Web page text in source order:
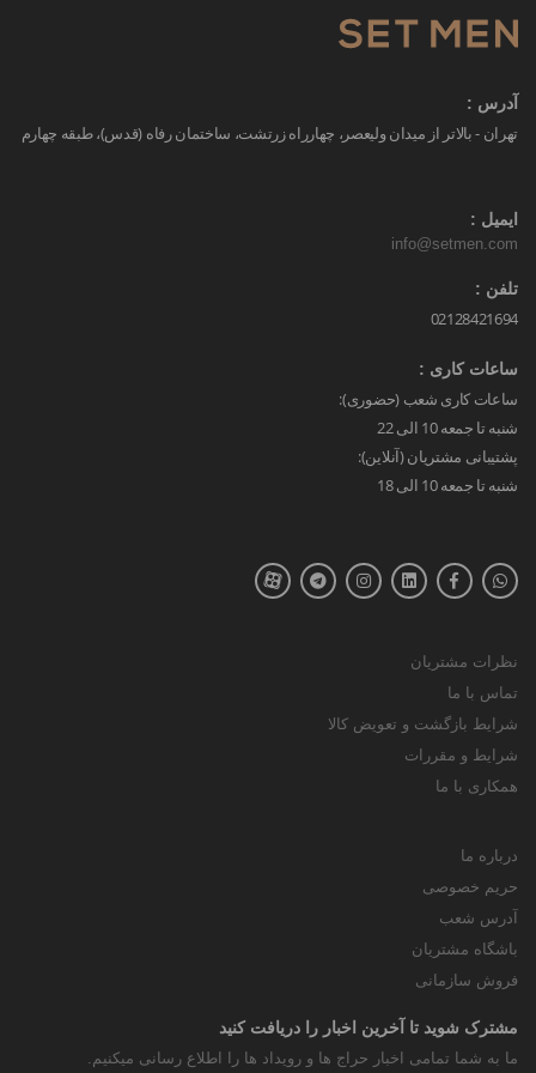
آدرس :
تهران - بالاتر از میدان ولیعصر، چهارراه زرتشت، ساختمان رفاه (قدس)، طبقه چهارم
ایمیل :
info@setmen.com
تلفن :
02128421694
ساعات کاری :
ساعات کاری شعب (حضوری):
شنبه تا جمعه 10 الی 22
پشتیبانی مشتریان (آنلاین):
شنبه تا جمعه 10 الی 18
نظرات مشتریان
تماس با ما
شرایط بازگشت و تعویض کالا
شرایط و مقررات
همکاری با ما
درباره ما
حریم خصوصی
آدرس شعب
باشگاه مشتریان
فروش سازمانی
مشترک شوید تا آخرین اخبار را دریافت کنید
ما به شما تمامی اخبار حراج ها و رویداد ها را اطلاع رسانی میکنیم.